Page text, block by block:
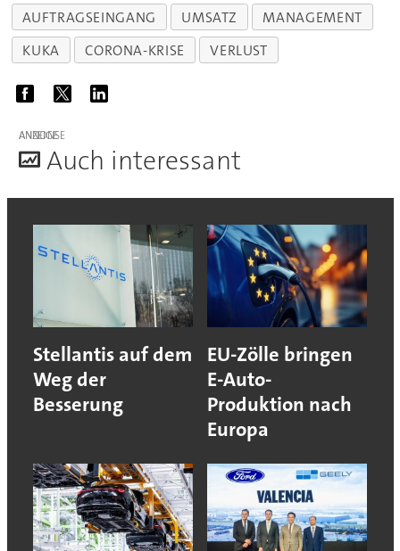
AUFTRAGSEINGANG UMSATZ
MANAGEMENT
KUKA
CORONA-KRISE VERLUST
ANZEIGE
Auch interessant
Stellantis auf dem
Weg der
Besserung
EU-Zölle bringen
E-Auto-
Produktion nach
Europa